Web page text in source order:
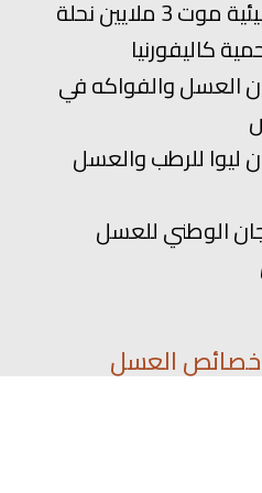
كارثة بيئية موت 3 ملايين نحلة
كاليفورنيا
العسل والفواكه في
ليوا للرطب والعسل
الوطني للعسل
خصائص العسل